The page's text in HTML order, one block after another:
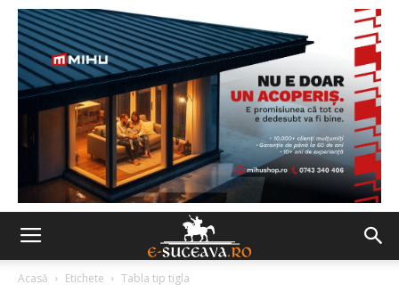
Acasă Etichete Tabla tip tigla